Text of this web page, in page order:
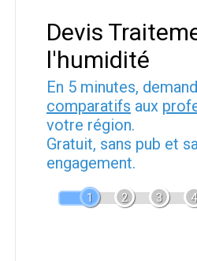
Devis
l'humidité
En 5 minutes,
comparatifs aux
votre région.
Gratuit, sans pub et
engagement.
1 2 3 4